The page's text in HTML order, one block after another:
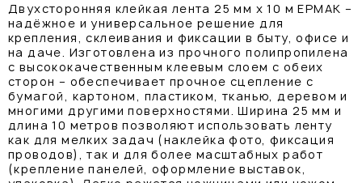
Двухсторонняя клейкая лента 25 мм х 10 м ЕРМАК –
надёжное и универсальное решение для
крепления, склеивания и фиксации в быту, офисе и
на даче. Изготовлена из прочного полипропилена
с высококачественным клеевым слоем с обеих
сторон – обеспечивает прочное сцепление с
бумагой, картоном, пластиком, тканью, деревом и
многими другими поверхностями. Ширина 25 мм и
длина 10 метров позволяют использовать ленту
как для мелких задач (наклейка фото, фиксация
проводов), так и для более масштабных работ
(крепление панелей, оформление выставок,